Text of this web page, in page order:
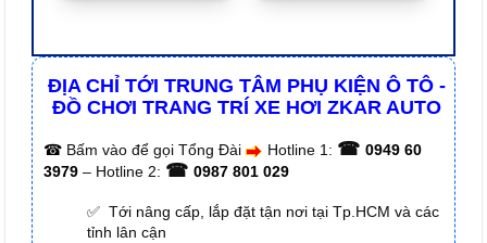
ĐỊA CHỈ TỚI TRUNG TÂM PHỤ KIỆN Ô TÔ -
ĐỒ CHƠI TRANG TRÍ XE HƠI ZKAR AUTO
☎ Bấm vào để gọi Tổng Đài Hotline 1: ☎ 0949 60
3979 – Hotline 2: ☎ 0987 801 029
✅ Tới nâng cấp, lắp đặt tận nơi tại Tp.HCM và các
tỉnh lân cận